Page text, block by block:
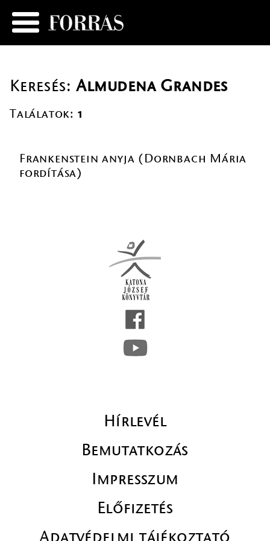
Keresés:Almudena Grandes
Találatok: 1
Frankenstein anyja (Dornbach Mária
fordítása)
Hírlevél
Bemutatkozás
Impresszum
Előfizetés
Adatvédelmi tájékoztató